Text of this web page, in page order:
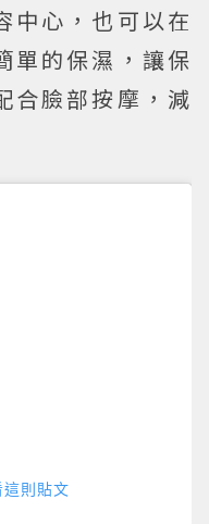
中心，也可以在
單的保濕，讓保
合臉部按摩，減
則貼文